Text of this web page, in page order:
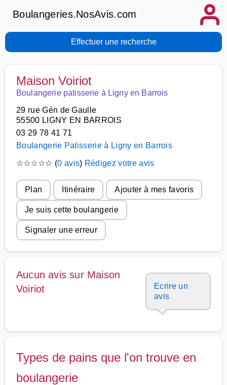
Boulangeries.NosAvis.com
Effectuer une recherche
Maison Voiriot
Boulangerie patisserie à Ligny en Barrois
29 rue Gén de Gaulle
55500 LIGNY EN BARROIS
03 29 78 41 71
Boulangerie Patisserie à Ligny en Barrois
☆☆☆☆☆ (0 avis) Rédigez votre avis
Plan Itinéraire Ajouter à mes favoris
Je suis cette boulangerie
Signaler une erreur
Aucun avis sur Maison
Voiriot
Ecrire un
avis
Types de pains que l'on trouve en
boulangerie